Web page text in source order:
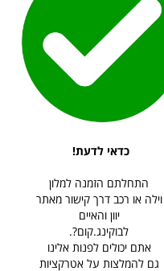
כדאי לדעת!
התחלתם הזמנה למלון
וילה או רכב דרך קישור מאתר
יוון והאיים
לבוקינג.קום?.
אתם יכולים לפנות אלינו
גם להמלצות על אטרקציות